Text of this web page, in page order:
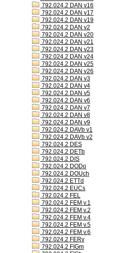
792.024.2 DAN v16
792.024.2 DAN v17
792.024.2 DAN v19
792.024.2 DAN v2
792.024.2 DAN v20
792.024.2 DAN v21
792.024.2 DAN v23
792.024.2 DAN v24
792.024.2 DAN v25
792.024.2 DAN v26
792.024.2 DAN v3
792.024.2 DAN v4
792.024.2 DAN v5
792.024.2 DAN v6
792.024.2 DAN v7
792.024.2 DAN v8
792.024.2 DAN v9
792.024.2 DAVb v1
792.024.2 DAVb v2
792.024.2 DES
792.024.2 DETb
792.024.2 DIS
792.024.2 DODo
792.024.2 DOUch
792.024.2 ETTd
792.024.2 EUCs
792.024.2 FEL
792.024.2 FEM v.1
792.024.2 FEM v.2
792.024.2 FEM v.4
792.024.2 FEM v.5
792.024.2 FEM v.6
792.024.2 FERv
792.024.2 FIGm